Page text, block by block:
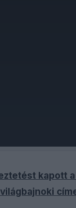
kapott